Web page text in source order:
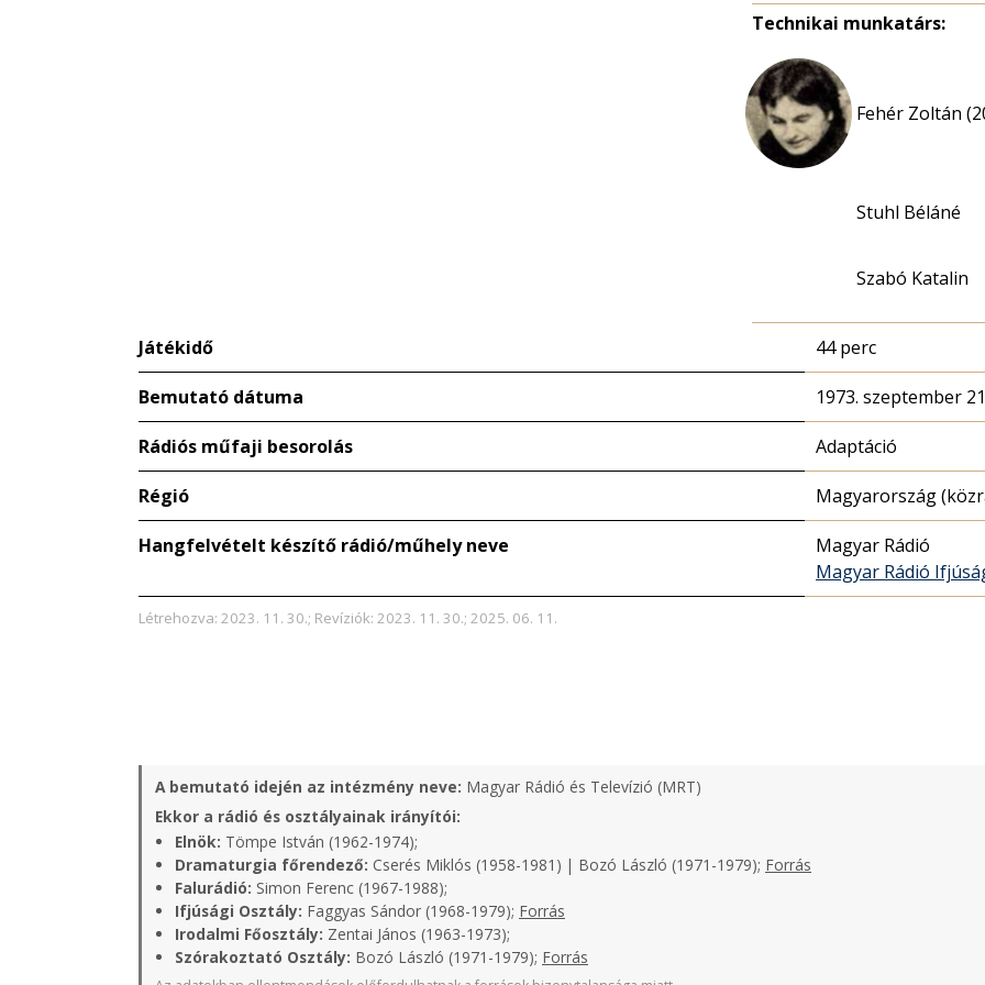
Technikai munkatárs:
Fehér Zoltán
Stuhl Béláné
Szabó Katalin
Játékidő 44 perc
Bemutató dátuma 1973. szeptember
Rádiós műfaji besorolás Adaptáció
Régió Magyarország
Hangfelvételt készítő rádió/műhely neve
Magyar Rádió
Magyar Rádió
Létrehozva: 2023. 11. 30.; Revíziók: 2023. 11. 30.; 2025. 06. 11.
A bemutató idején az intézmény neve: Magyar Rádió és Televízió (MRT)
Ekkor a rádió és osztályainak irányítói:
Elnök: Tömpe István (1962-1974);
Dramaturgia főrendező: Cserés Miklós (1958-1981) | Bozó László (1971-1979); Forrás
Falurádió: Simon Ferenc (1967-1988);
Ifjúsági Osztály: Faggyas Sándor (1968-1979); Forrás
Irodalmi Főosztály: Zentai János (1963-1973);
Szórakoztató Osztály: Bozó László (1971-1979); Forrás